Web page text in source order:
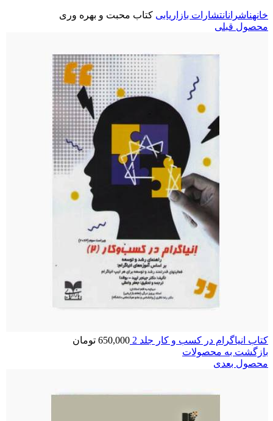
خانهناشرانانتشارات بازاریابی کتاب محبت و بهره وری
محصول قبلی
کتاب انیاگرام در کسب و کار جلد 2 650,000 تومان
بازگشت به محصولات
محصول بعدی